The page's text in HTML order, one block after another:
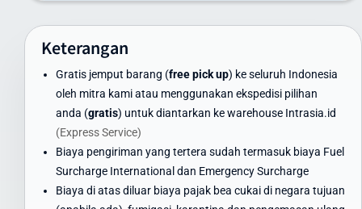
khusus
Container FCL/LCL: tersedia penawaran khusus sesuai volume
Harga di atas adalah estimasi dan dapat berubah. Untuk
mendapatkan penawaran terbaik, gunakan kalkulator ongkir di
website kami atau hubungi tim layanan pelanggan Intrasia.id.
Kami menawarkan skema volume discount - semakin besar volume
pengiriman, semakin ekonomis biaya per kilogramnya. Ini
menjadikan Intrasia.id pilihan tepat untuk cara kirim paket murah
Keterangan
Gratis jemput barang (free pick up) ke seluruh Indonesia
oleh mitra kami atau menggunakan ekspedisi pilihan
anda (gratis) untuk diantarkan ke warehouse Intrasia.id
(Express Service)
Biaya pengiriman yang tertera sudah termasuk biaya Fuel
Surcharge International dan Emergency Surcharge
Biaya di atas diluar biaya pajak bea cukai di negara tujuan